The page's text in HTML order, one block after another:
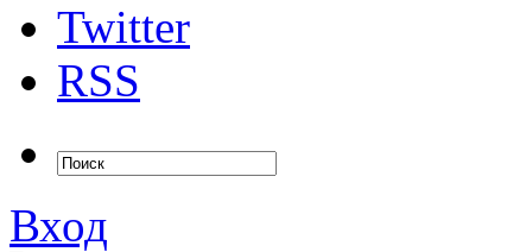
Twitter
RSS
Вход